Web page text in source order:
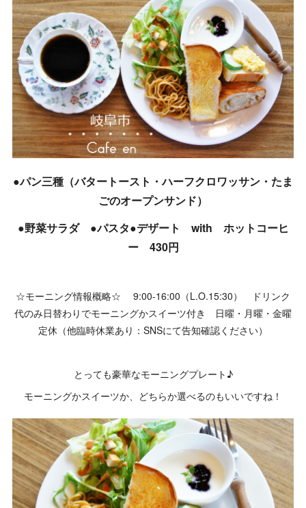
●パン三種（バタートースト・ハーフクロワッサン・たま
ごのオープンサンド）
●野菜サラダ ●パスタ●デザート with ホットコーヒ
ー 430円
☆モーニング情報概略☆ 9:00-16:00（L.O.15:30） ドリンク
代のみ日替わりでモーニングかスイーツ付き 日曜・月曜・金曜
定休（他臨時休業あり：SNSにて告知確認ください）
とっても豪華なモーニングプレート♪
モーニングかスイーツか、どちらか選べるのもいいですね！